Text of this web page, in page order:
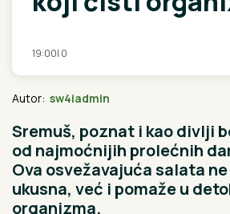
19:00| 0
Autor: sw4iadmin
Sremuš, poznat i kao divlji
od najmoćnijih prolećnih
Ova osvežavajuća salata
ukusna, već i pomaže u
organizma.